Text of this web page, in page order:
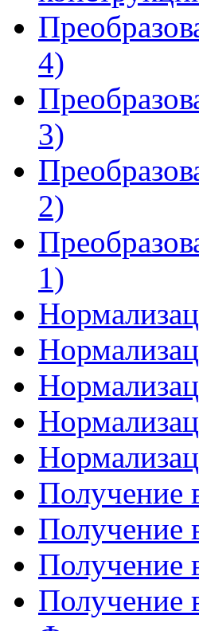
4)
3)
2)
1)
Получение
Получение
Получение
Получение